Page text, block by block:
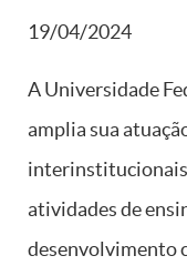
19/04/2024
A Universidade
amplia sua
atividades de
desenvolvimento